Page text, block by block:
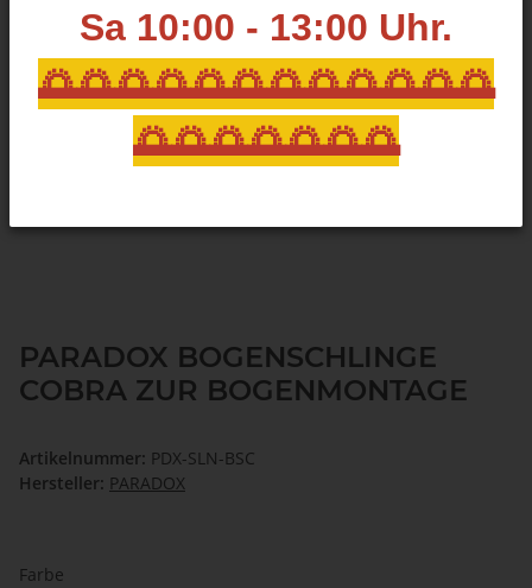
Sa 10:00 - 13:00 Uhr.
🌅🌅🌅🌅🌅🌅🌅🌅🌅🌅🌅🌅
🌅🌅🌅🌅🌅🌅🌅
PARADOX BOGENSCHLINGE
COBRA ZUR BOGENMONTAGE
Artikelnummer: PDX-SLN-BSC
Hersteller: PARADOX
Farbe